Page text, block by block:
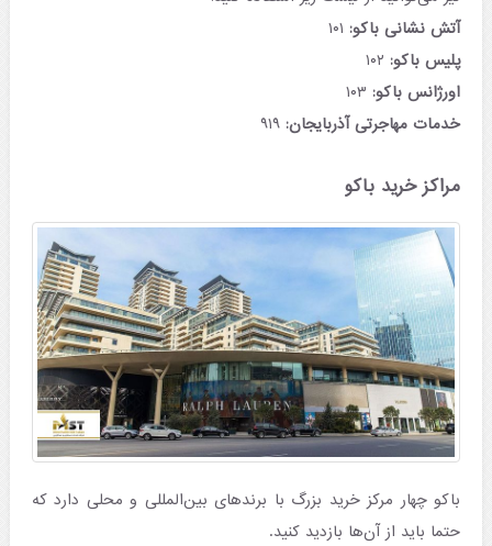
آتش نشانی باکو:
پلیس باکو:
اورژانس باکو:
خدمات مهاجرتی آذربایجان:
مراکز خرید باکو
باکو چهار مرکز خرید بزرگ با برندهای بین‌المللی و محلی دارد که
حتما باید از آن‌ها بازدید کنید.